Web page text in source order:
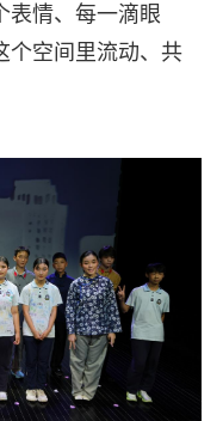
表情、每一滴眼
个空间里流动、共